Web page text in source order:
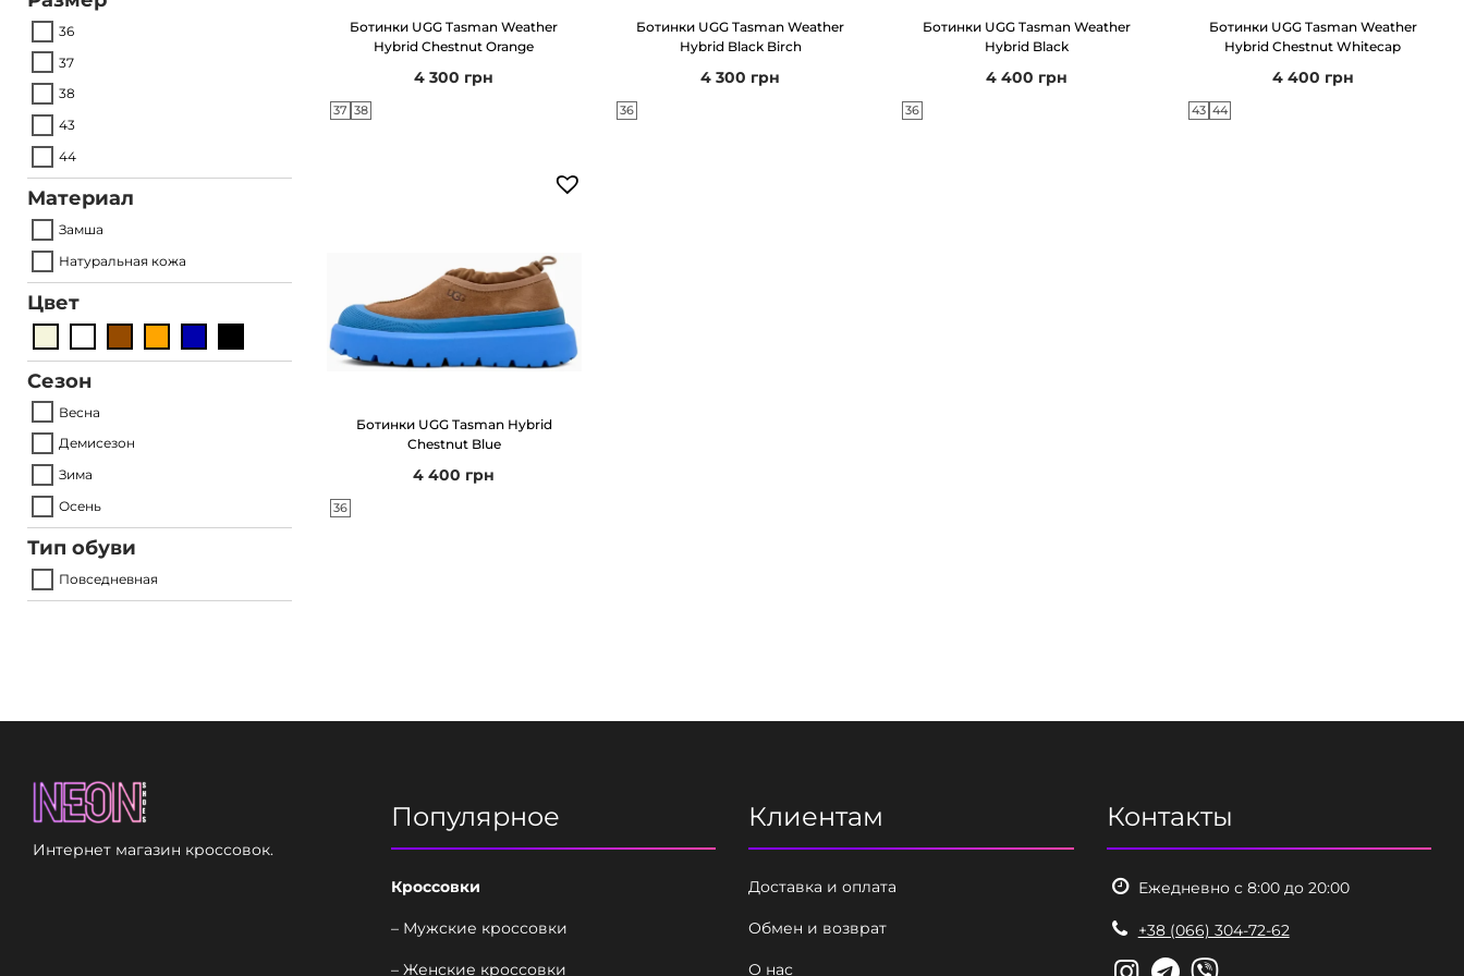
Ботинки UGG Tasman Weather
Hybrid Chestnut Orange
4 300 грн
37 38
Ботинки UGG Tasman Weather
Hybrid Black Birch
4 300 грн
36
Ботинки UGG Tasman Weather
Hybrid Black
4 400 грн
36
Ботинки UGG Tasman Weather
Hybrid Chestnut Whitecap
4 400 грн
43 44
Ботинки UGG Tasman Hybrid
Chestnut Blue
4 400 грн
36
36
37
38
43
44
Материал
Замша
Натуральная кожа
Цвет
Сезон
Весна
Демисезон
Зима
Осень
Тип обуви
Повседневная
Интернет магазин кроссовок.
Популярное
Кроссовки
– Мужские кроссовки
– Женские кроссовки
Клиентам
Доставка и оплата
Обмен и возврат
О нас
Контакты
Ежедневно с 8:00 до 20:00
+38 (066) 304-72-62